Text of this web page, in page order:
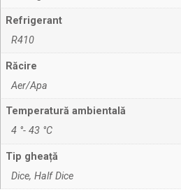
Refrigerant
R410
Răcire
Aer/Apa
Temperatură ambientală
4 °- 43 °C
Tip gheață
Dice, Half Dice